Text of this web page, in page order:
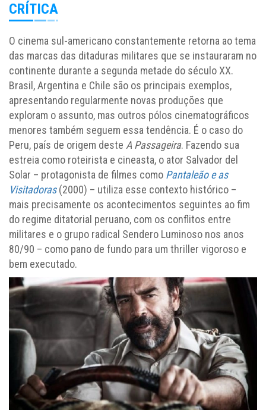
CRÍTICA
O cinema sul-americano constantemente retorna ao tema
das marcas das ditaduras militares que se instauraram no
continente durante a segunda metade do século XX.
Brasil, Argentina e Chile são os principais exemplos,
apresentando regularmente novas produções que
exploram o assunto, mas outros pólos cinematográficos
menores também seguem essa tendência. É o caso do
Peru, país de origem deste A Passageira. Fazendo sua
estreia como roteirista e cineasta, o ator Salvador del
Solar – protagonista de filmes como Pantaleão e as
Visitadoras(2000) – utiliza esse contexto histórico –
mais precisamente os acontecimentos seguintes ao fim
do regime ditatorial peruano, com os conflitos entre
militares e o grupo radical Sendero Luminoso nos anos
80/90 – como pano de fundo para um thriller vigoroso e
bem executado.